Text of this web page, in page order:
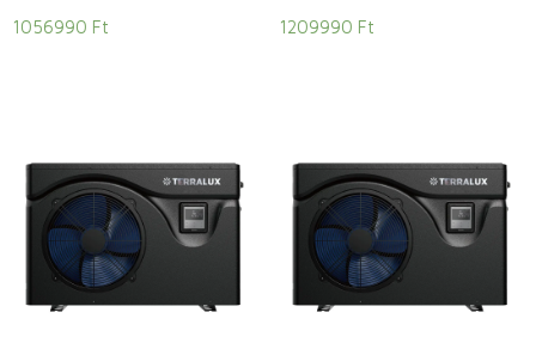
1056990 Ft 1209990 Ft